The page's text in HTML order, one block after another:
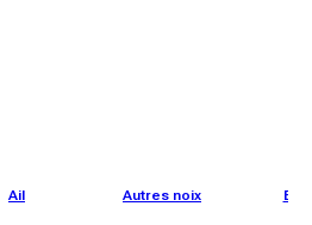
Ail Autres noix